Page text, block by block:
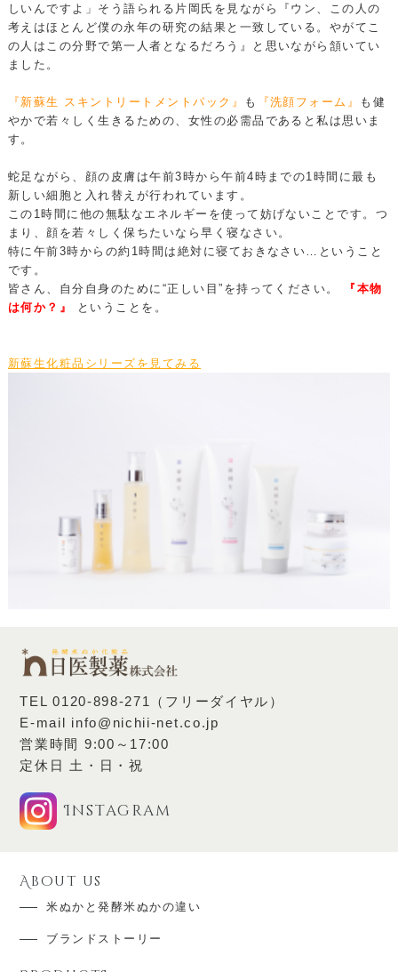
しいんですよ」そう語られる片岡氏を見ながら『ウン、この人の
考えはほとんど僕の永年の研究の結果と一致している。やがてこ
の人はこの分野で第一人者となるだろう』と思いながら頷いてい
ました。
『新蘇生 スキントリートメントパック』 も 『洗顔フォーム』
も健
やかで若々しく生きるための、女性の必需品であると私は思いま
す。
蛇足ながら、顔の皮膚は午前3時から午前4時までの1時間に最も
新しい細胞と入れ替えが行われています。
この1時間に他の無駄なエネルギーを使って妨げないことです。つ
まり、顔を若々しく保ちたいなら早く寝なさい。
特に午前3時からの約1時間は絶対に寝ておきなさい…ということ
です。
皆さん、自分自身のために“正しい目”を持ってください。
『本物
は何か？』
ということを。
新蘇生化粧品シリーズを見てみる
TEL0120-898-271（フリーダイヤル）
E-mail info@nichii-net.co.jp
営業時間 9:00～17:00
定休日 土・日・祝
Instagram
About us
米ぬかと発酵米ぬかの違い
ブランドストーリー